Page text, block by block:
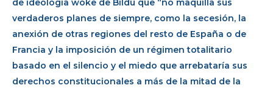
de ideología woke de Bildu que “no maquilla sus
verdaderos planes de siempre, como la secesión, la
anexión de otras regiones del resto de España o de
Francia y la imposición de un régimen totalitario
basado en el silencio y el miedo que arrebataría sus
derechos constitucionales a más de la mitad de la